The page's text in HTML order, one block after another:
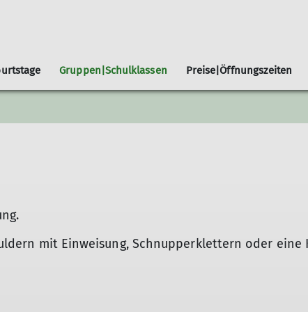
mit Kindern Selbstsicherung beim Klettern
Geocaching
Gruppen|Schulklassen Preise|Öffnungszeiten
mit Einweisung, Schnupperklettern oder